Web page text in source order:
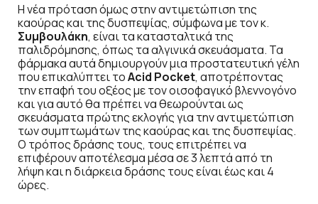
Η νέα πρόταση όμως στην αντιμετώπιση της
καούρας και της δυσπεψίας, σύμφωνα με τον κ.
Συμβουλάκη, είναι τα κατασταλτικά της
παλιδρόμησης, όπως τα αλγινικά σκευάσματα. Τα
φάρμακα αυτά δημιουργούν μια προστατευτική γέλη
που επικαλύπτει τοAcid Pocket, αποτρέποντας
την επαφή του οξέος με τον οισοφαγικό βλεννογόνο
και για αυτό θα πρέπει να θεωρούνται ως
σκευάσματα πρώτης εκλογής για την αντιμετώπιση
των συμπτωμάτων της καούρας και της δυσπεψίας.
Ο τρόπος δράσης τους, τους επιτρέπει να
επιφέρουν αποτέλεσμα μέσα σε 3 λεπτά από τη
λήψη και η διάρκεια δράσης τους είναι έως και 4
ώρες.